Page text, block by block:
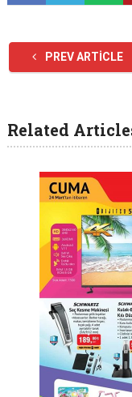
PREV ARTICLE
Related